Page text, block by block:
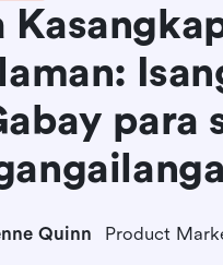
para
Quinn Product